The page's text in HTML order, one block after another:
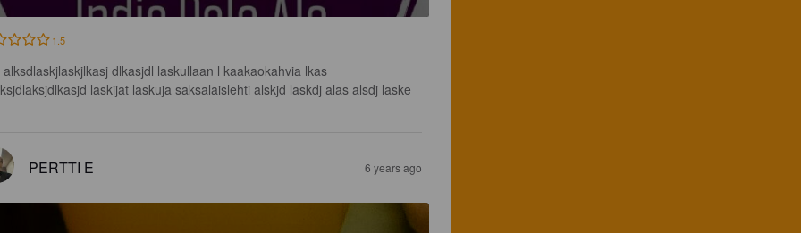
1.5
alksdlaskjlaskjlkasj dlkasjdl laskullaan l kaakaokahvia lkas
laskijat laskuja saksalaislehti alskjd laskdj alas alsdj laske
PERTTI E 6 years ago